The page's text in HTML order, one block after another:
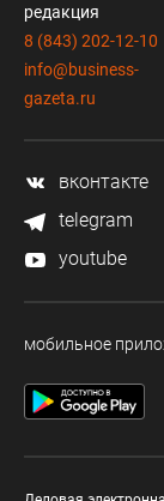
редакция
8 (843) 202-12-10
info@business-
gazeta.ru
вконтакте
telegram
youtube
мобильное